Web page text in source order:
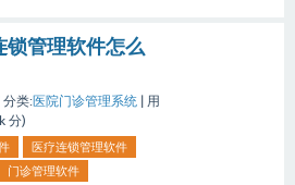
锁管理软件怎么
分类:医院门诊管理系统
用
分)
医疗连锁管理软件
门诊管理软件